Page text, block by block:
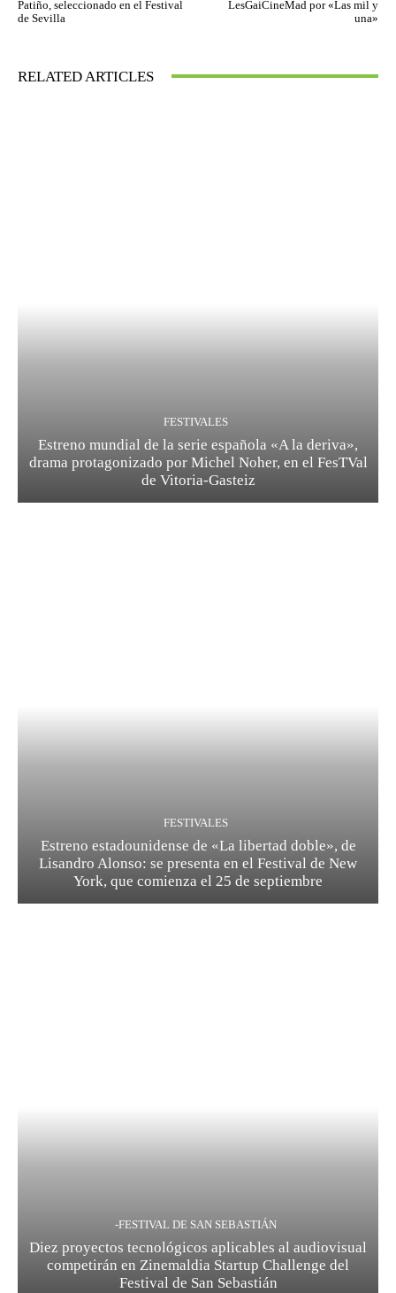
Patiño, seleccionado en el Festival
de Sevilla
LesGaiCineMad por «Las mil y
una»
RELATED ARTICLES
FESTIVALES
Estreno mundial de la serie española «A la deriva»,
drama protagonizado por Michel Noher, en el FesTVal
de Vitoria-Gasteiz
FESTIVALES
Estreno estadounidense de «La libertad doble», de
Lisandro Alonso: se presenta en el Festival de New
York, que comienza el 25 de septiembre
-FESTIVAL DE SAN SEBASTIÁN
Diez proyectos tecnológicos aplicables al audiovisual
competirán en Zinemaldia Startup Challenge del
Festival de San Sebastián